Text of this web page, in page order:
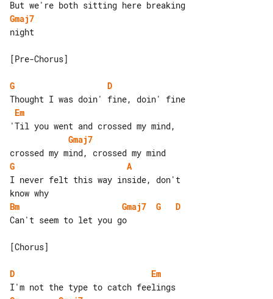
Gmaj7
night
[Pre-Chorus]
G
D
Em
Gmaj7
G
A
I never felt this way inside, don't
Bm
Gmaj7 G
D
Can't seem to let you go
[Chorus]
D
Em